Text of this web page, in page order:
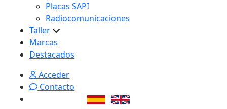
Placas SAPI
Radiocomunicaciones
Taller
Marcas
Destacados
Acceder
Contacto